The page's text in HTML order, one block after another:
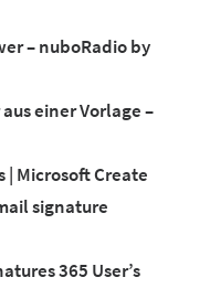
– nuboRadio by
einer Vorlage –
Microsoft Create
signature
365 User’s